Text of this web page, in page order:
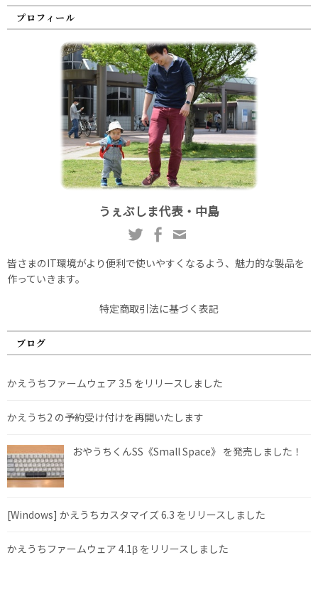
プロフィール
うぇぶしま代表・中島
皆さまのIT環境がより便利で使いやすくなるよう、魅力的な製品を
作っていきます。
特定商取引法に基づく表記
ブログ
かえうちファームウェア 3.5 をリリースしました
かえうち2 の予約受け付けを再開いたします
おやうちくんSS《Small Space》 を発売しました！
[Windows] かえうちカスタマイズ 6.3 をリリースしました
かえうちファームウェア 4.1β をリリースしました